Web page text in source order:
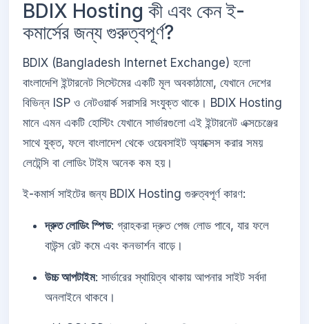
BDIX Hosting কী এবং কেন ই-
কমার্সের জন্য গুরুত্বপূর্ণ?
BDIX (Bangladesh Internet Exchange) হলো
বাংলাদেশি ইন্টারনেট সিস্টেমের একটি মূল অবকাঠামো, যেখানে দেশের
বিভিন্ন ISP ও নেটওয়ার্ক সরাসরি সংযুক্ত থাকে। BDIX Hosting
মানে এমন একটি হোস্টিং যেখানে সার্ভারগুলো এই ইন্টারনেট এক্সচেঞ্জের
সাথে যুক্ত, ফলে বাংলাদেশ থেকে ওয়েবসাইট অ্যাক্সেস করার সময়
লেটেন্সি বা লোডিং টাইম অনেক কম হয়।
ই-কমার্স সাইটের জন্য BDIX Hosting গুরুত্বপূর্ণ কারণ:
দ্রুত লোডিং স্পিড: গ্রাহকরা দ্রুত পেজ লোড পাবে, যার ফলে
বাউন্স রেট কমে এবং কনভার্শন বাড়ে।
উচ্চ আপটাইম: সার্ভারের স্থায়িত্ব থাকায় আপনার সাইট সর্বদা
অনলাইনে থাকবে।